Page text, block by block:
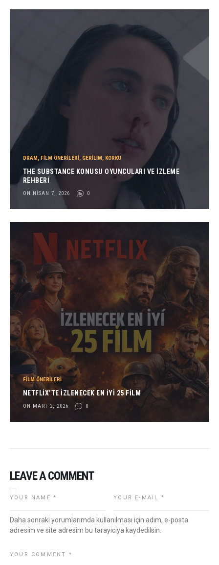
DRAM , FILM ÖNERILERI, GERILIM , KORKU
THE SUBSTANCE KONUSU OYUNCULARI VE İZLEME
REHBERI
ON NISAN 7, 2026 0
FILM ÖNERILERI
NETFLIX’TE İZLENECEK EN İYI 25 FILM
ON MART 2, 2026 0
LEAVE A COMMENT
Daha sonraki yorumlarımda kullanılması için adım, e-posta
adresim ve site adresim bu tarayıcıya kaydedilsin.